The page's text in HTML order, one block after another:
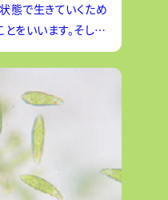
態で生きていくため
をいいます。そし
見分ける力や、ウイ